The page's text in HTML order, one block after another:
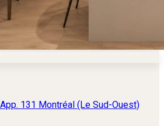
131 Montréal (Le Sud-Ouest)